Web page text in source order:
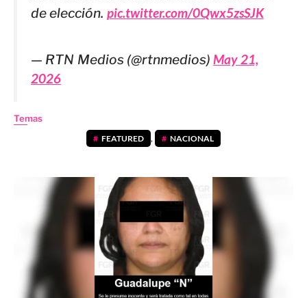
de elección. pic.twitter.com/0Qwx5zsSJK
— RTN Medios (@rtnmedios)May 21,
2026
Temas
FEATURED , NACIONAL